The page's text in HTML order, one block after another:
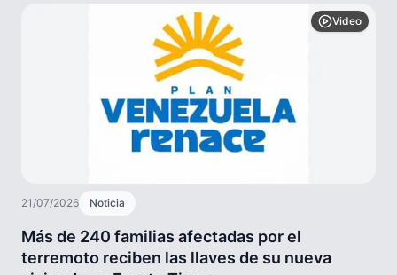
Video
21/07/2026 Noticia
Más de 240 familias afectadas por el
terremoto reciben las llaves de su nueva